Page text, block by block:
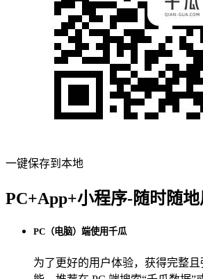
一键保存到本地
PC+App+小程序-随时随
PC（电脑）端使用千瓜
为了更好的用户体验，获得完整